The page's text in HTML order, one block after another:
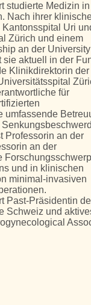
studierte Medizin in
Nach ihrer
Uri
Zürich und einem
an der
sie aktuell in der
Klinikdirektorin der
für
umfassende
Professorin an der
an der
und in klinischen
minimal-invasiven
Past-Präsidentin
Schweiz und